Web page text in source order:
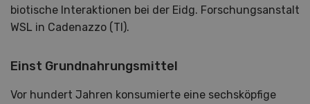
biotische Interaktionen bei der Eidg. Forschungsanstalt
WSL in Cadenazzo (TI).
Einst Grundnahrungsmittel
Vor hundert Jahren konsumierte eine sechsköpfige